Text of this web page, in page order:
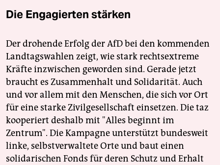
Die Engagierten stärken
Der drohende Erfolg der AfD bei den kommenden
Landtagswahlen zeigt, wie stark rechtsextreme
Kräfte inzwischen geworden sind. Gerade jetzt
braucht es Zusammenhalt und Solidarität. Auch
und vor allem mit den Menschen, die sich vor Ort
für eine starke Zivilgesellschaft einsetzen. Die taz
kooperiert deshalb mit "Alles beginnt im
Zentrum". Die Kampagne unterstützt bundesweit
linke, selbstverwaltete Orte und baut einen
solidarischen Fonds für deren Schutz und Erhalt